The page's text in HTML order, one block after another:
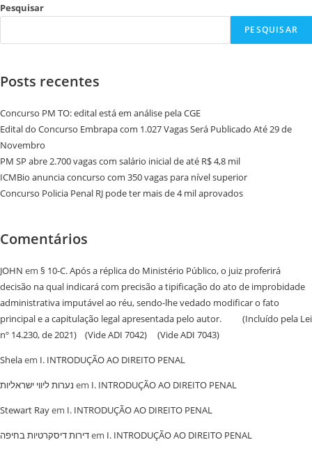
Pesquisar
PESQUISAR
Posts recentes
Concurso PM TO: edital está em análise pela CGE
Edital do Concurso Embrapa com 1.027 Vagas Será Publicado Até 29 de
Novembro
PM SP abre 2.700 vagas com salário inicial de até R$ 4,8 mil
ICMBio anuncia concurso com 350 vagas para nível superior
Concurso Policia Penal RJ pode ter mais de 4 mil aprovados
Comentários
JOHN em § 10-C. Após a réplica do Ministério Público, o juiz proferirá
decisão na qual indicará com precisão a tipificação do ato de improbidade
administrativa imputável ao réu, sendo-lhe vedado modificar o fato
principal e a capitulação legal apresentada pelo autor. (Incluído pela Lei
nº 14.230, de 2021) (Vide ADI 7042) (Vide ADI 7043)
Shelaem I. INTRODUÇÃO AO DIREITO PENAL
נערות ליווי ישראליות em I. INTRODUÇÃO AO DIREITO PENAL
Stewart Rayem I. INTRODUÇÃO AO DIREITO PENAL
‏דירות דיסקרטיות בחיפהem I. INTRODUÇÃO AO DIREITO PENAL